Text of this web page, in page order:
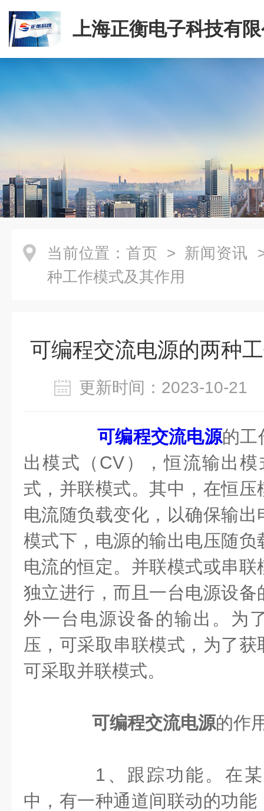
上海正衡电子科技有
当前位置： 首页 > 新闻资讯
种工作模式及其作用
可编程交流电源的两种
更新时间：2023-10-
可编程交流电源的工
出模式（CV），恒流输出
式，并联模式。其中，在恒
电流随负载变化，以确保输
模式下，电源的输出电压随
电流的恒定。并联模式或串
独立进行，而且一台电源设
外一台电源设备的输出。为
压，可采取串联模式，为了
可采取并联模式。
可编程交流电源的作
1、跟踪功能。在某
中，有一种通道间联动的功